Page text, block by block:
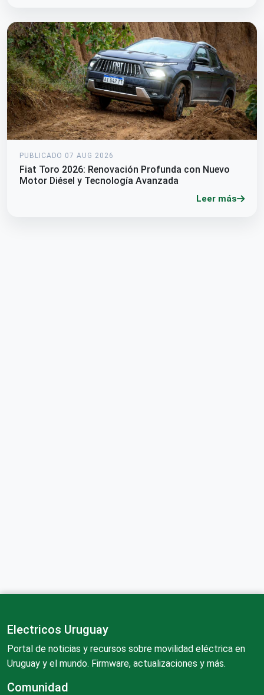
PUBLICADO 07 AUG 2026
Fiat Toro 2026: Renovación Profunda con Nuevo
Motor Diésel y Tecnología Avanzada
Leer más
Electricos Uruguay
Portal de noticias y recursos sobre movilidad eléctrica en
Uruguay y el mundo. Firmware, actualizaciones y más.
Comunidad